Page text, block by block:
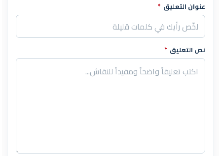
عنوان التعليق *
نص التعليق *